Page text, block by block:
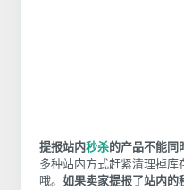
提报站内秒杀的产品不能同
多种站内方式赶紧清理掉库
哦。 如果卖家提报了站内的